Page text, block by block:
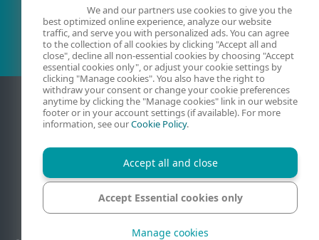
Olemasolev klient?
Kontaktandmed Privaatsus
Juriidiline teave
We and our partners use cookies to give you the
best optimized online experience, analyze our website
traffic, and serve you with personalized ads. You can agree
to the collection of all cookies by clicking "Accept all and
close", decline all non-essential cookies by choosing "Accept
essential cookies only", or adjust your cookie settings by
clicking "Manage cookies". You also have the right to
withdraw your consent or change your cookie preferences
anytime by clicking the "Manage cookies" link in our website
footer or in your account settings (if available). For more
information, see ourCookie Policy.
Accept all and close
Accept Essential cookies only
Manage cookies